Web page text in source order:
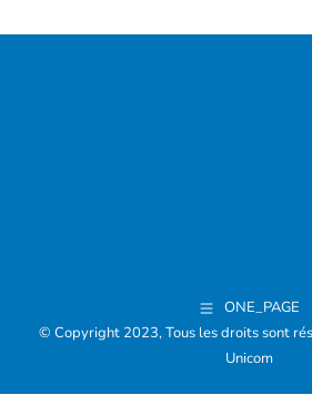
ONE_PAGE
© Copyright 2023, Tous les droits sont
Unicom